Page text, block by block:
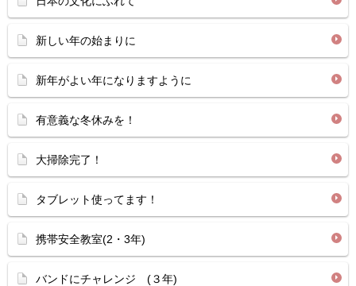
新しい年の始まりに
新年がよい年になりますように
有意義な冬休みを！
大掃除完了！
タブレット使ってます！
携帯安全教室(2・3年)
バンドにチャレンジ (３年)